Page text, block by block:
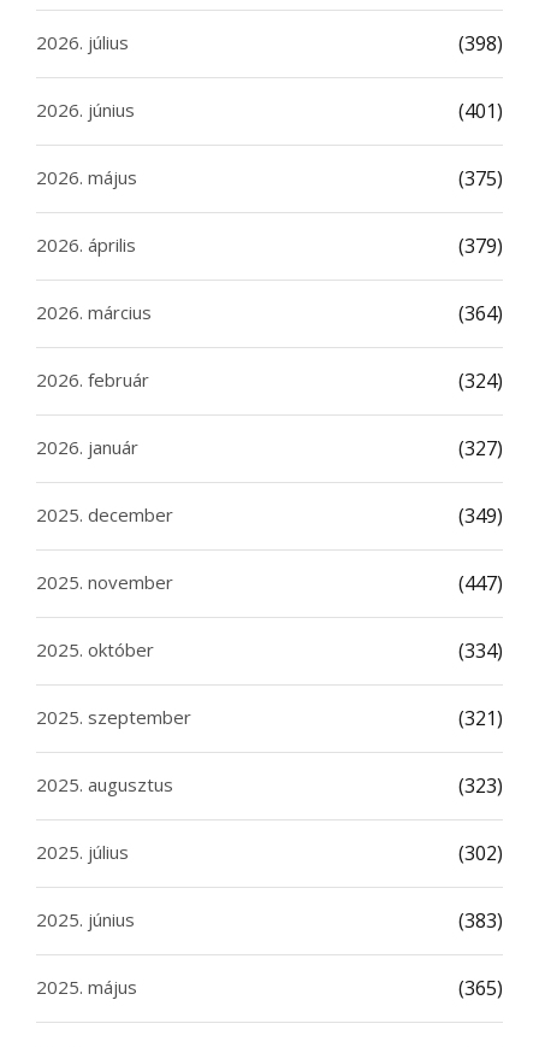
2026. július (398)
2026. június (401)
2026. május (375)
2026. április (379)
2026. március (364)
2026. február (324)
2026. január (327)
2025. december (349)
2025. november (447)
2025. október (334)
2025. szeptember (321)
2025. augusztus (323)
2025. július (302)
2025. június (383)
2025. május (365)